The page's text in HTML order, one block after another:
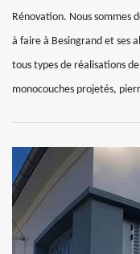
Rénovation. Nous sommes
à faire à Besingrand et ses
tous types de réalisations
monocouches projetés,